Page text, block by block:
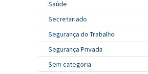
Saúde
Secretariado
Segurança do Trabalho
Segurança Privada
Sem categoria